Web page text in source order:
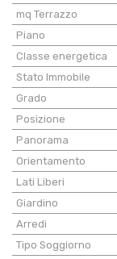
mq Terrazzo
Piano
Classe energetica
Stato Immobile
Grado
Posizione
Panorama
Orientamento
Lati Liberi
Giardino
Arredi
Tipo Soggiorno